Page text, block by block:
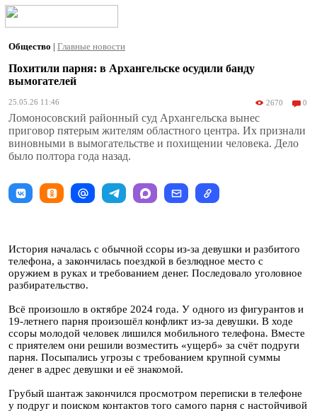
Общество | Главные новости
Похитили парня: в Архангельске осудили банду
вымогателей
25.05.26 11:46 2670 0
Ломоносовский районный суд Архангельска вынес
приговор пятерым жителям областного центра. Их признали
виновными в вымогательстве и похищении человека. Дело
было полтора года назад.
История началась с обычной ссоры из-за девушки и разбитого
телефона, а закончилась поездкой в безлюдное место с
оружием в руках и требованием денег. Последовало уголовное
разбирательство.
Всё произошло в октябре 2024 года. У одного из фигурантов и
19-летнего парня произошёл конфликт из-за девушки. В ходе
ссоры молодой человек лишился мобильного телефона. Вместе
с приятелем они решили возместить «ущерб» за счёт подруги
парня. Посыпались угрозы с требованием крупной суммы
денег в адрес девушки и её знакомой.
Грубый шантаж закончился просмотром переписки в телефоне
у подруг и поиском контактов того самого парня с настойчивой